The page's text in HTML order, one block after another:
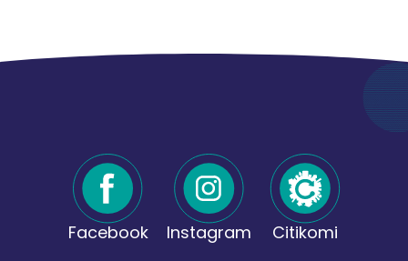
Facebook Instagram Citikomi